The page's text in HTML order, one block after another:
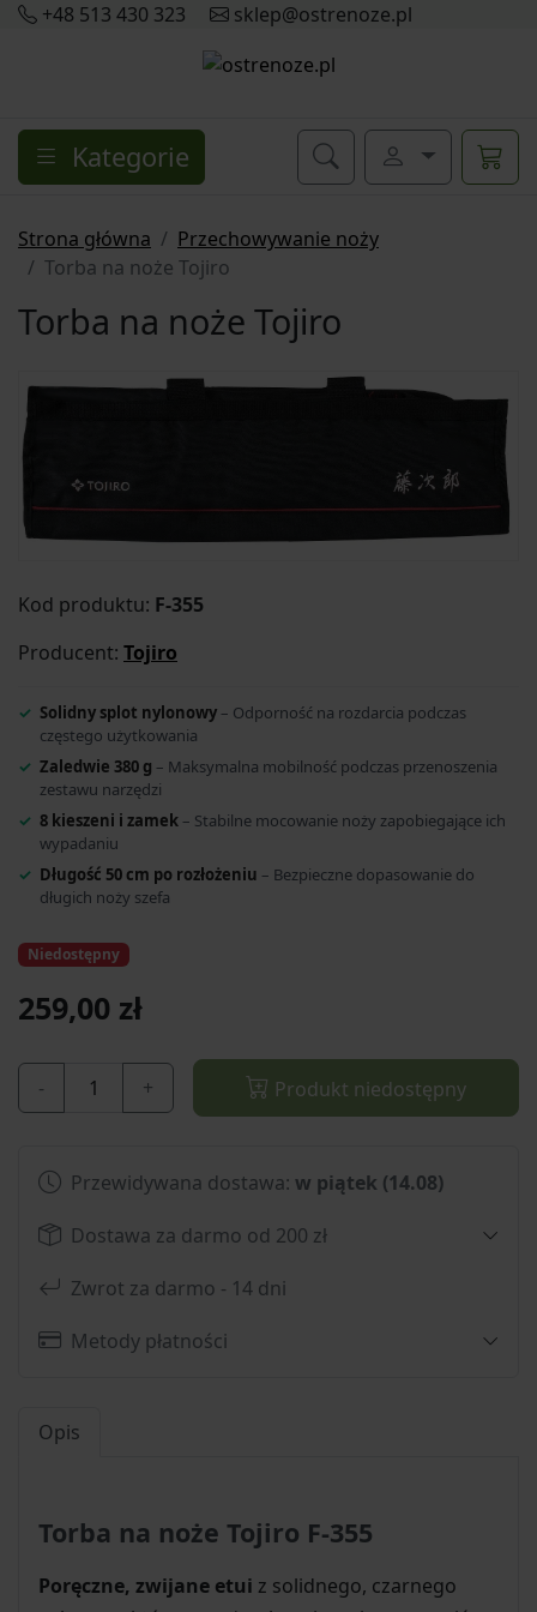
+48 513 430 323 sklep@ostrenoze.pl
Kategorie
Strona główna
Przechowywanie noży
Torba na noże Tojiro
Torba na noże Tojiro
Kod produktu: F-355
Producent: Tojiro
Solidny splot nylonowy – Odporność na rozdarcia podczas
częstego użytkowania
Zaledwie 380 g – Maksymalna mobilność podczas przenoszenia
zestawu narzędzi
8 kieszeni i zamek – Stabilne mocowanie noży zapobiegające ich
wypadaniu
Długość 50 cm po rozłożeniu – Bezpieczne dopasowanie do
długich noży szefa
Niedostępny
259,00 zł
- + Produkt niedostępny
Przewidywana dostawa: w piątek (14.08)
Dostawa za darmo od 200 zł
Zwrot za darmo - 14 dni
Metody płatności
Opis
Torba na noże Tojiro F-355
Poręczne, zwijane etui z solidnego, czarnego